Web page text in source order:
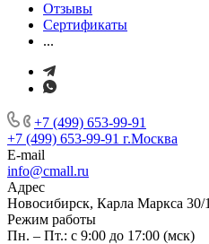
Отзывы
Сертификаты
...
+7 (499) 653-99-91
+7 (499) 653-99-91 г.Москва
E-mail
info@cmall.ru
Адрес
Новосибирск, Карла Маркса 30/1
Режим работы
Пн. – Пт.: с 9:00 до 17:00 (мск)